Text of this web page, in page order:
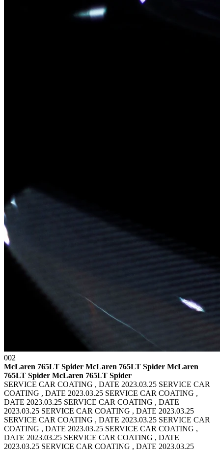
002
McLaren 765LT Spider McLaren 765LT Spider McLaren
765LT Spider McLaren 765LT Spider
SERVICE CAR COATING , DATE 2023.03.25 SERVICE CAR
COATING , DATE 2023.03.25 SERVICE CAR COATING ,
DATE 2023.03.25 SERVICE CAR COATING , DATE
2023.03.25 SERVICE CAR COATING , DATE 2023.03.25
SERVICE CAR COATING , DATE 2023.03.25 SERVICE CAR
COATING , DATE 2023.03.25 SERVICE CAR COATING ,
DATE 2023.03.25 SERVICE CAR COATING , DATE
2023.03.25 SERVICE CAR COATING , DATE 2023.03.25